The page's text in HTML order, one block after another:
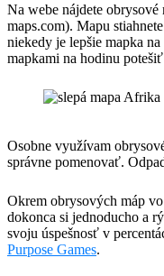
Na webe nájdete
maps.com). Mapu
niekedy je lepšie mapka
mapkami na hodinu
Osobne využívam
správne pomenovať.
Okrem obrysových máp
dokonca si jednoducho a
svoju úspešnosť v
Purpose Games.